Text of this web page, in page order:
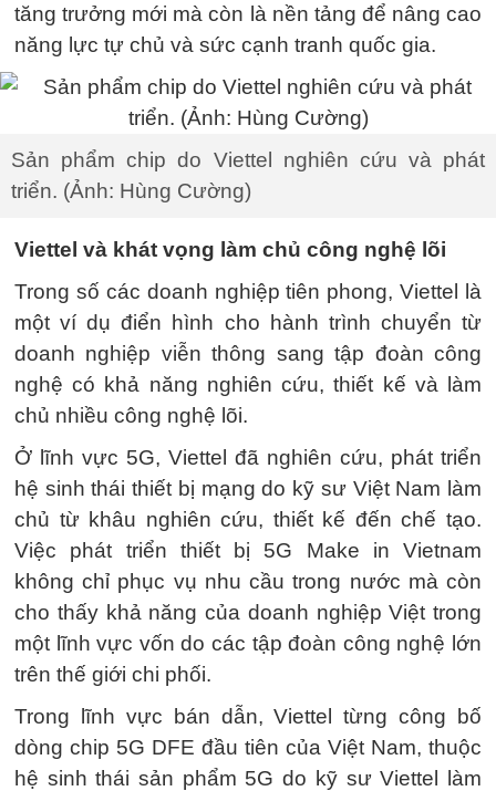
tăng trưởng mới mà còn là nền tảng để nâng cao
năng lực tự chủ và sức cạnh tranh quốc gia.
Sản phẩm chip do Viettel nghiên cứu và phát
triển. (Ảnh: Hùng Cường)
Viettel và khát vọng làm chủ công nghệ lõi
Trong số các doanh nghiệp tiên phong, Viettel là
một ví dụ điển hình cho hành trình chuyển từ
doanh nghiệp viễn thông sang tập đoàn công
nghệ có khả năng nghiên cứu, thiết kế và làm
chủ nhiều công nghệ lõi.
Ở lĩnh vực 5G, Viettel đã nghiên cứu, phát triển
hệ sinh thái thiết bị mạng do kỹ sư Việt Nam làm
chủ từ khâu nghiên cứu, thiết kế đến chế tạo.
Việc phát triển thiết bị 5G Make in Vietnam
không chỉ phục vụ nhu cầu trong nước mà còn
cho thấy khả năng của doanh nghiệp Việt trong
một lĩnh vực vốn do các tập đoàn công nghệ lớn
trên thế giới chi phối.
Trong lĩnh vực bán dẫn, Viettel từng công bố
dòng chip 5G DFE đầu tiên của Việt Nam, thuộc
hệ sinh thái sản phẩm 5G do kỹ sư Viettel làm